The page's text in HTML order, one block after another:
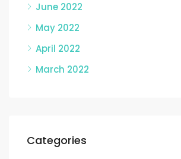
June 2022
May 2022
April 2022
March 2022
Categories